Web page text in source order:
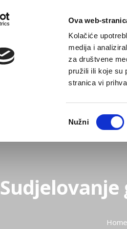
Ova web-
Kolačiće
medija i
za društvene
pružili ili koje su
stranica vi
pristanka
Nužni
Home